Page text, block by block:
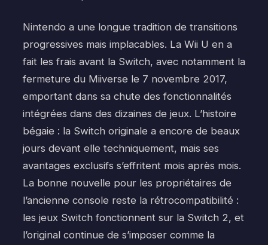
Nintendo a une longue tradition de transitions
progressives mais implacables. La Wii U en a
fait les frais avant la Switch, avec notamment la
fermeture du Miiverse le 7 novembre 2017,
emportant dans sa chute des fonctionnalités
intégrées dans des dizaines de jeux. L’histoire
bégaie : la Switch originale a encore de beaux
jours devant elle techniquement, mais ses
avantages exclusifs s’effritent mois après mois.
La bonne nouvelle pour les propriétaires de
l’ancienne console reste la rétrocompatibilité :
les jeux Switch fonctionnent sur la Switch 2, et
l’original continue de s’imposer comme la